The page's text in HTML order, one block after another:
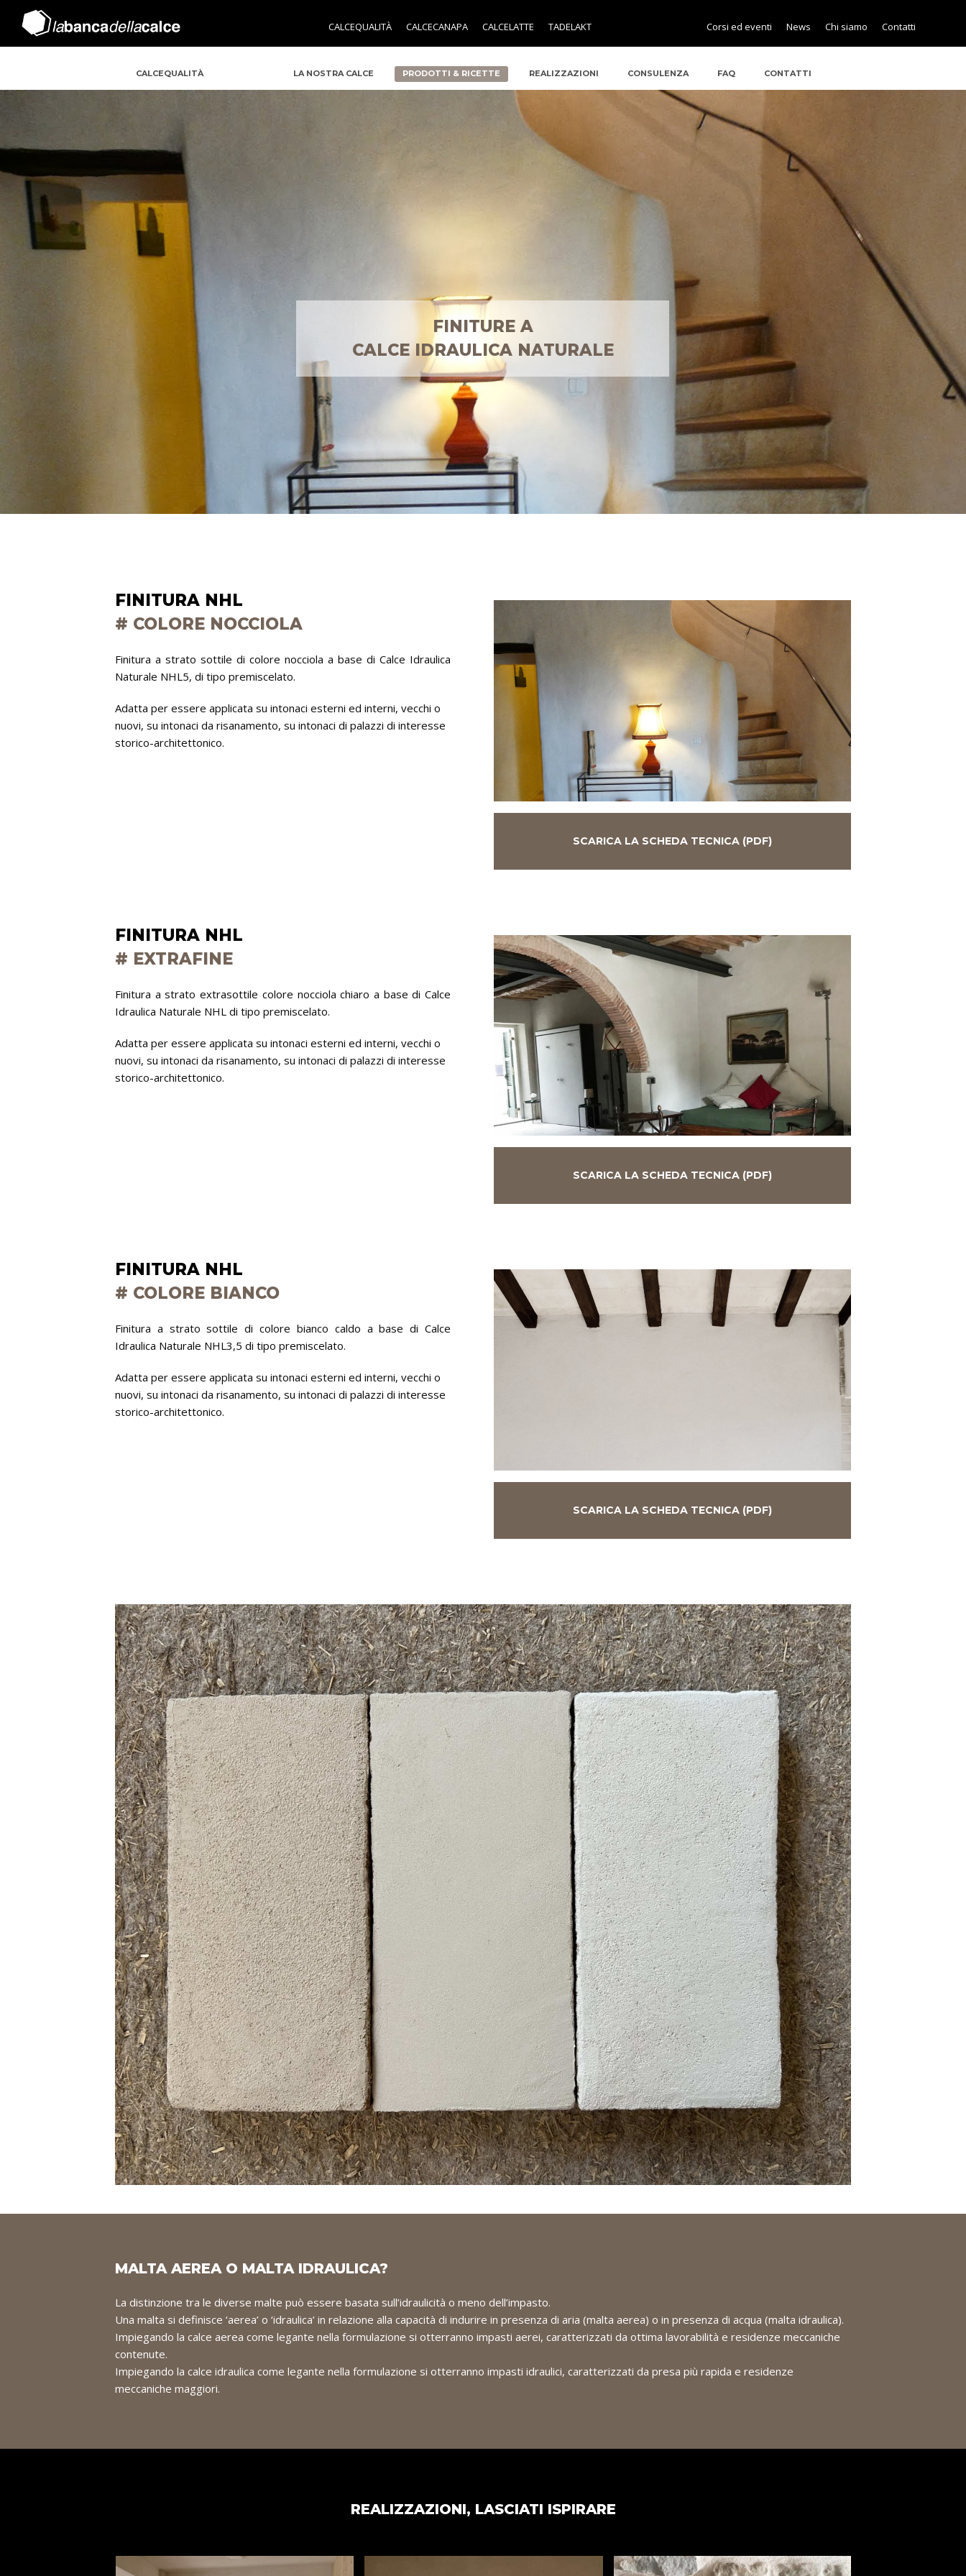
CALCEQUALITÀ CALCECANAPA CALCELATTE TADELAKT Corsi ed eventi News Chi siamo Contatti
CALCEQUALITÀ LA NOSTRA CALCE PRODOTTI & RICETTE REALIZZAZIONI CONSULENZA FAQ CONTATTI
FINITURE A
CALCE IDRAULICA NATURALE
FINITURA NHL
# COLORE NOCCIOLA
Finitura a strato sottile di colore nocciola a base di Calce Idraulica
Naturale NHL5, di tipo premiscelato.
Adatta per essere applicata su intonaci esterni ed interni, vecchi o
nuovi, su intonaci da risanamento, su intonaci di palazzi di interesse
storico-architettonico.
SCARICA LA SCHEDA TECNICA (PDF)
FINITURA NHL
# EXTRAFINE
Finitura a strato extrasottile colore nocciola chiaro a base di Calce
Idraulica Naturale NHL di tipo premiscelato.
Adatta per essere applicata su intonaci esterni ed interni, vecchi o
nuovi, su intonaci da risanamento, su intonaci di palazzi di interesse
storico-architettonico.
SCARICA LA SCHEDA TECNICA (PDF)
FINITURA NHL
# COLORE BIANCO
Finitura a strato sottile di colore bianco caldo a base di Calce
Idraulica Naturale NHL3,5 di tipo premiscelato.
Adatta per essere applicata su intonaci esterni ed interni, vecchi o
nuovi, su intonaci da risanamento, su intonaci di palazzi di interesse
storico-architettonico.
SCARICA LA SCHEDA TECNICA (PDF)
MALTA AEREA O MALTA IDRAULICA?
La distinzione tra le diverse malte può essere basata sull’idraulicità o meno dell’impasto.
Una malta si definisce ‘aerea’ o ‘idraulica’ in relazione alla capacità di indurire in presenza di aria (malta aerea) o in presenza di acqua (malta idraulica).
Impiegando la calce aerea come legante nella formulazione si otterranno impasti aerei, caratterizzati da ottima lavorabilità e residenze meccaniche
contenute.
Impiegando la calce idraulica come legante nella formulazione si otterranno impasti idraulici, caratterizzati da presa più rapida e residenze
meccaniche maggiori.
REALIZZAZIONI, LASCIATI ISPIRARE